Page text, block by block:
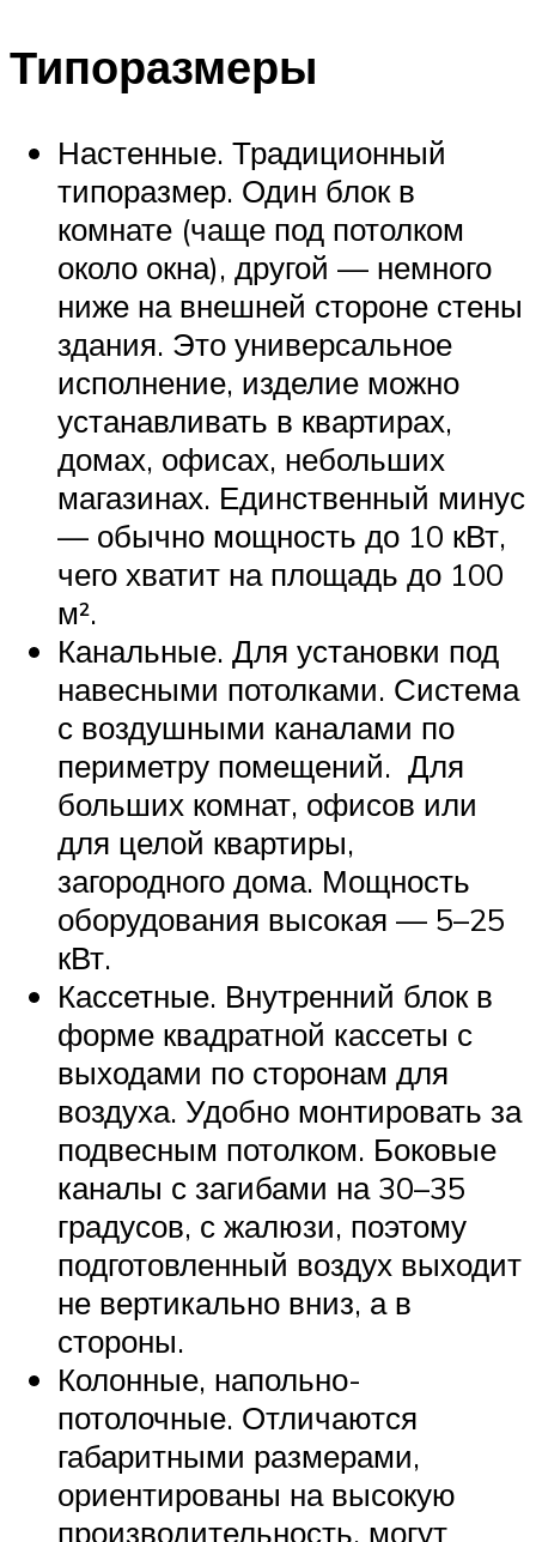
Типоразмеры
Настенные. Традиционный
типоразмер. Один блок в
комнате (чаще под потолком
около окна), другой — немного
ниже на внешней стороне стены
здания. Это универсальное
исполнение, изделие можно
устанавливать в квартирах,
домах, офисах, небольших
магазинах. Единственный минус
— обычно мощность до 10 кВт,
чего хватит на площадь до 100
м².
Канальные. Для установки под
навесными потолками. Система
с воздушными каналами по
периметру помещений. Для
больших комнат, офисов или
для целой квартиры,
загородного дома. Мощность
оборудования высокая — 5–25
кВт.
Кассетные. Внутренний блок в
форме квадратной кассеты с
выходами по сторонам для
воздуха. Удобно монтировать за
подвесным потолком. Боковые
каналы с загибами на 30–35
градусов, с жалюзи, поэтому
подготовленный воздух выходит
не вертикально вниз, а в
стороны.
Колонные, напольно-
потолочные. Отличаются
габаритными размерами,
ориентированы на высокую
производительность, могут